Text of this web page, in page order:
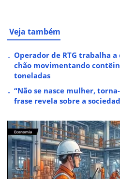
Veja também
Operador de RTG trabalha
chão movimentando
toneladas
“Não se nasce mulher,
frase revela sobre a